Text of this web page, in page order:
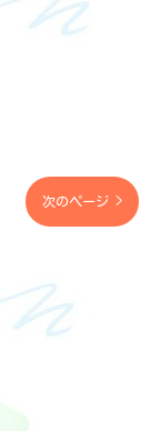
次のページ >